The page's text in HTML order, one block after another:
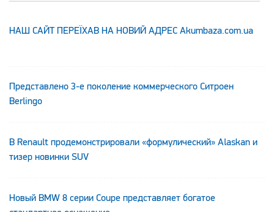
НАШ САЙТ ПЕРЕЇХАВ НА НОВИЙ АДРЕС Аkumbaza.com.ua
Представлено 3-е поколение коммерческого Ситроен
Berlingo
В Renault продемонстрировали «формулический» Alaskan и
тизер новинки SUV
Новый BMW 8 серии Coupe представляет богатое